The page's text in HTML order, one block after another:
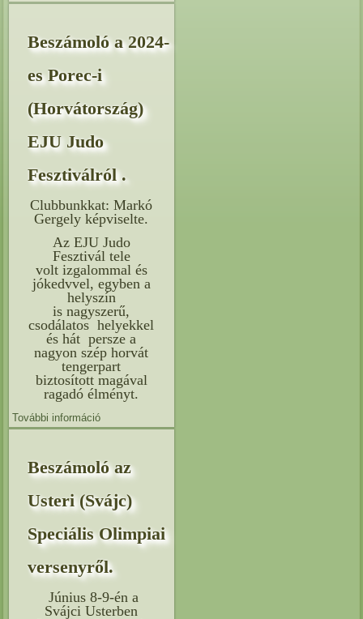
Homokmégy CNC - Nagy Judo Kupáról. tartalommal
Beszámoló a 2024-
es Porec-i
(Horvátország)
EJU Judo
Fesztiválról .
Clubbunkkat: Markó
Gergely képviselte.
Az EJU Judo
Fesztivál tele
volt izgalommal és
jókedvvel, egyben a
helyszín
is nagyszerű,
csodálatos helyekkel
és hát persze a
nagyon szép horvát
tengerpart
biztosított magával
ragadó élményt.
További információ
Judo Fesztiválról . tartalommal kapcsolatosan
Beszámoló az
Usteri (Svájc)
Speciális Olimpiai
versenyről.
Június 8-9-én a
Svájci Usterben